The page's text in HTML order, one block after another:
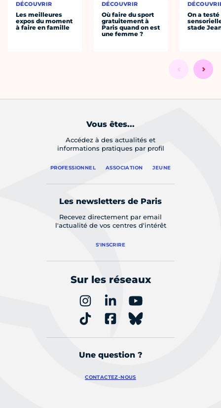
DÉCOUVRIR
Les meilleures
expos du moment
à faire en famille
DÉCOUVRIR
Où faire du sport
gratuitement à
Paris quand on est
une femme ?
On a
stade
Vous êtes...
Accédez à des actualités et
informations pratiques par profil
PROFESSIONNEL ASSOCIATION JEUNE
Les newsletters de Paris
Recevez directement par email
l'actualité de vos centres d'intérêt
S'INSCRIRE
Sur les réseaux
Une question ?
CONTACTEZ-NOUS